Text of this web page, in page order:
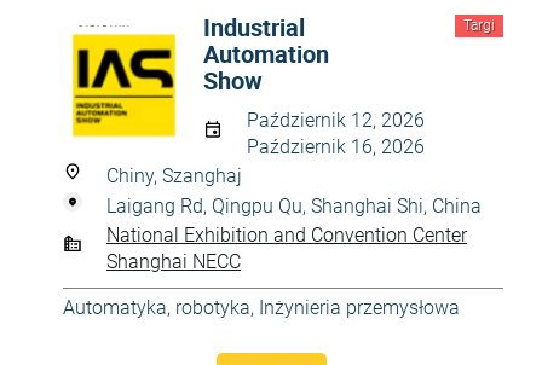
Targi
Industrial
Automation
Show
Październik 12, 2026
Październik 16, 2026
Chiny, Szanghaj
Laigang Rd, Qingpu Qu, Shanghai Shi, China
National Exhibition and Convention Center
Shanghai NECC
Automatyka, robotyka, Inżynieria przemysłowa